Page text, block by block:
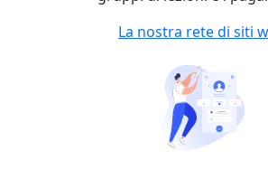
La nostra rete di siti